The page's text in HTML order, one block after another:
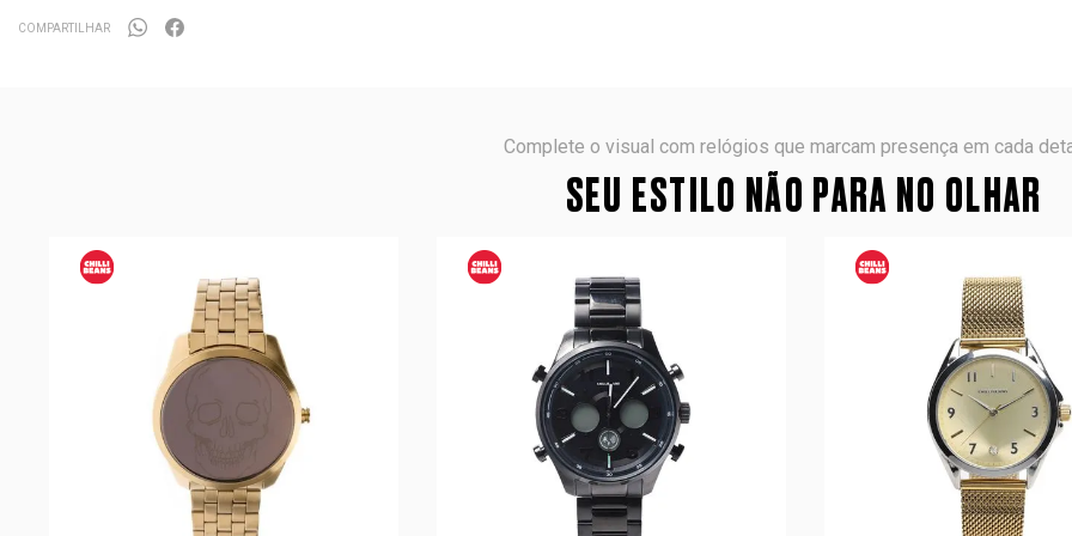
COMPARTILHAR
Complete o visual com relógios que marcam presença em cada
SEU ESTILO NÃO PARA NO OLHAR